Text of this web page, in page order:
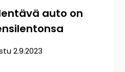
auto on
2.9.2023